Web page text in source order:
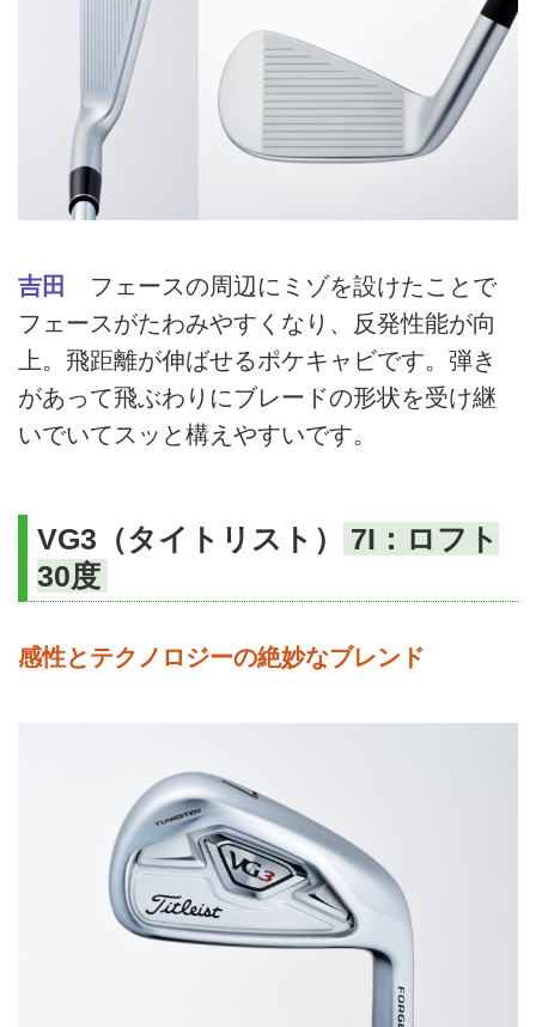
吉田
フェースの周辺にミゾを設けたことで
フェースがたわみやすくなり、反発性能が向
上。飛距離が伸ばせるポケキャビです。弾き
があって飛ぶわりにブレードの形状を受け継
いでいてスッと構えやすいです。
VG3（タイトリスト）
7I：ロフト
30度
感性とテクノロジーの絶妙なブレンド